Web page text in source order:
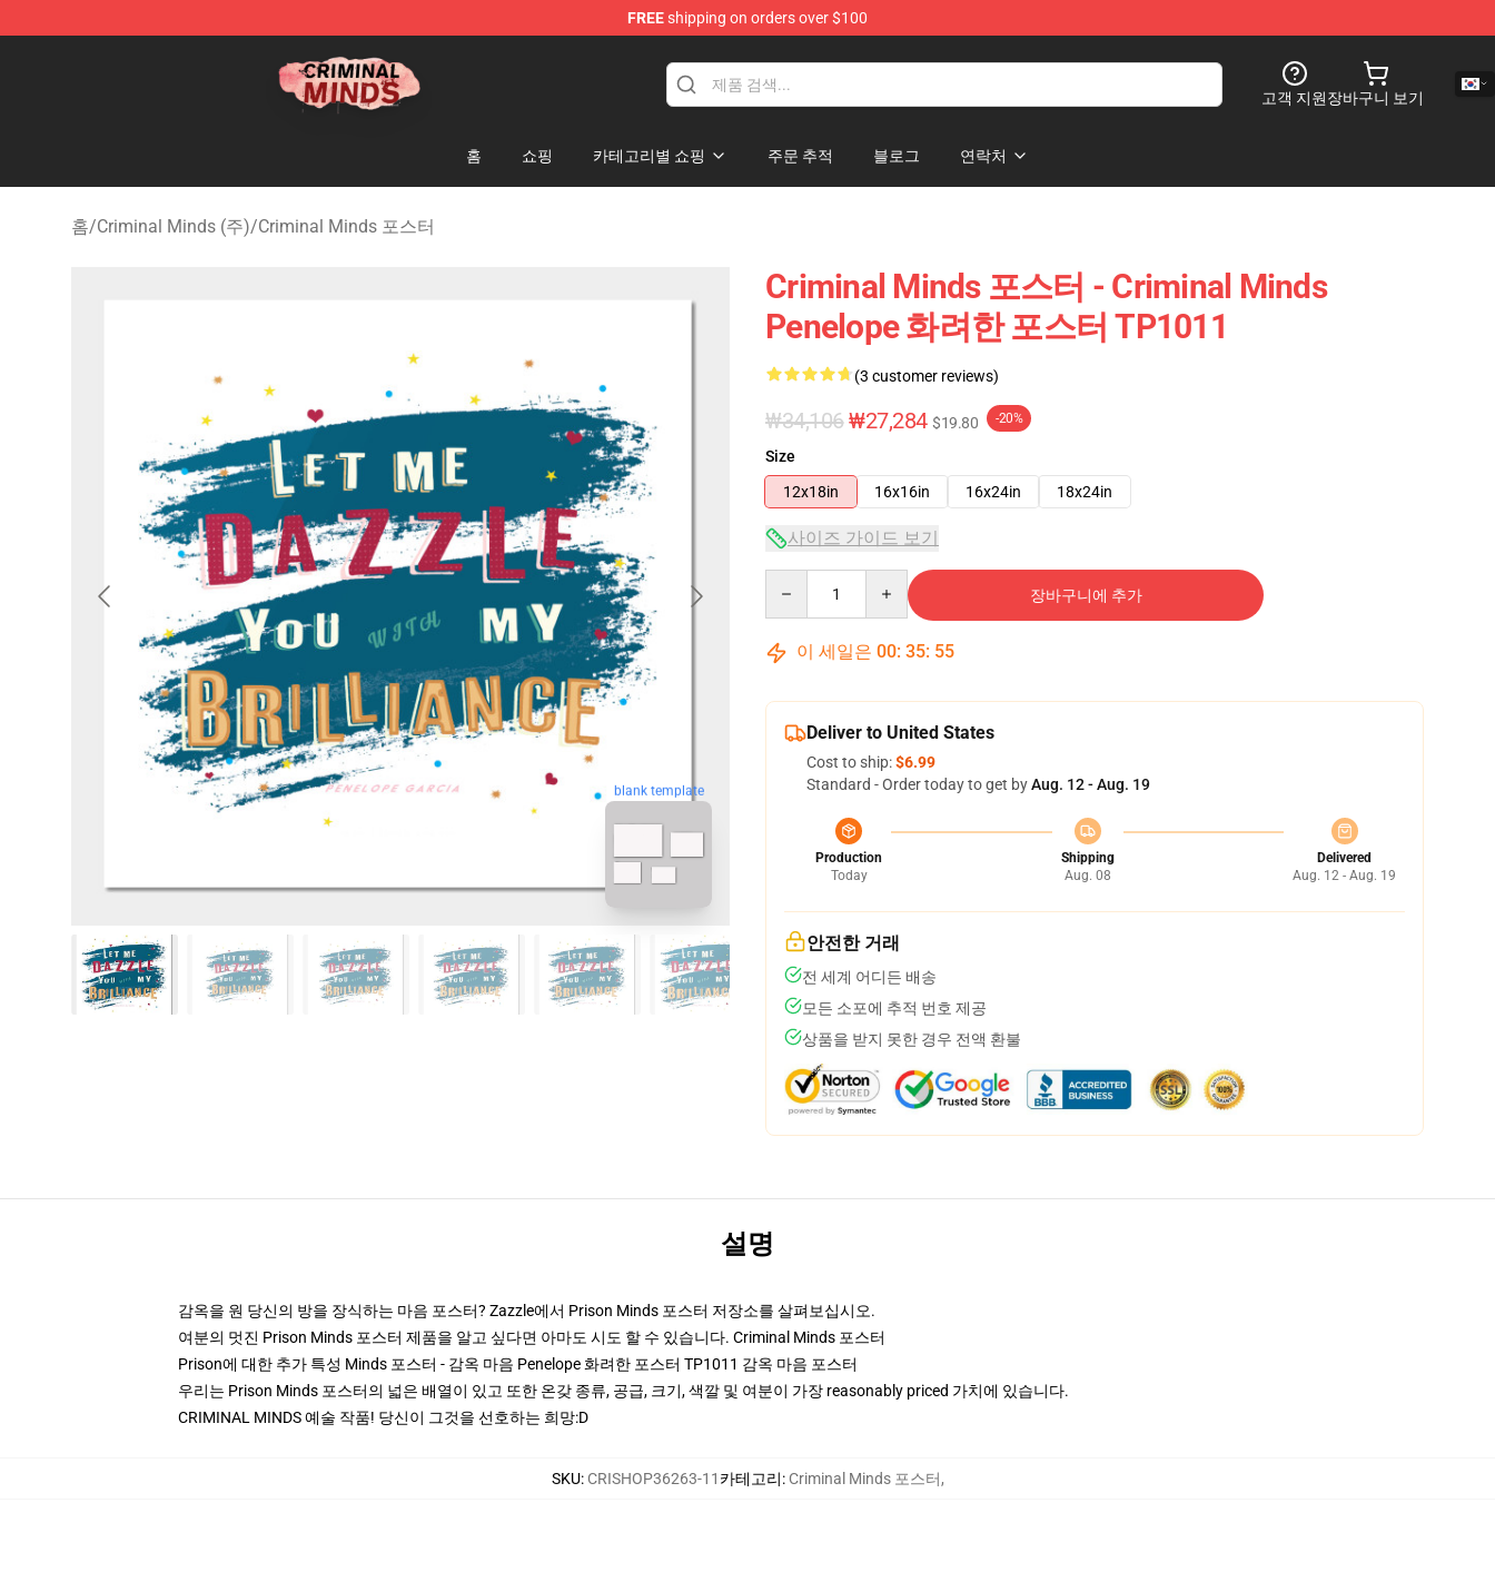
FREEshipping on orders over $100
Criminal Minds Shop - Official Criminal Minds Merchandise Store
고객 지원장바구니 보기
홈 쇼핑 카테고리별 쇼핑 주문 추적 블로그 연락처
홈/Criminal Minds (주)/Criminal Minds 포스터
blank template
Criminal Minds 포스터 - Criminal Minds
Penelope 화려한 포스터 TP1011
(3 customer reviews)
₩34,106₩27,284 $19.80 -20%
Size
12x18in
16x16in 16x24in 18x24in
사이즈 가이드 보기
장바구니에 추가
이 세일은 00: 35: 54
Deliver to United States
Cost to ship:$6.99
Standard - Order today to get byAug. 12 - Aug. 19
Production
Today
Shipping
Aug. 08
Delivered
Aug. 12 - Aug. 19
안전한 거래
전 세계 어디든 배송
모든 소포에 추적 번호 제공
상품을 받지 못한 경우 전액 환불
설명
감옥을 원 당신의 방을 장식하는 마음 포스터? Zazzle에서 Prison Minds 포스터 저장소를 살펴보십시오.
여분의 멋진 Prison Minds 포스터 제품을 알고 싶다면 아마도 시도 할 수 있습니다. Criminal Minds 포스터
Prison에 대한 추가 특성 Minds 포스터 - 감옥 마음 Penelope 화려한 포스터 TP1011 감옥 마음 포스터
우리는 Prison Minds 포스터의 넓은 배열이 있고 또한 온갖 종류, 공급, 크기, 색깔 및 여분이 가장 reasonably priced 가치에 있습니다.
CRIMINAL MINDS 예술 작품! 당신이 그것을 선호하는 희망:D
SKU: CRISHOP36263-11 카테고리: Criminal Minds 포스터,